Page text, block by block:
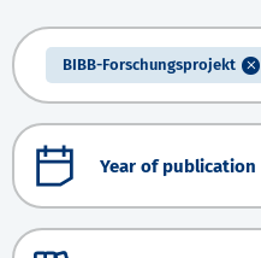
BIBB-Forschungsprojekt
Year of publication